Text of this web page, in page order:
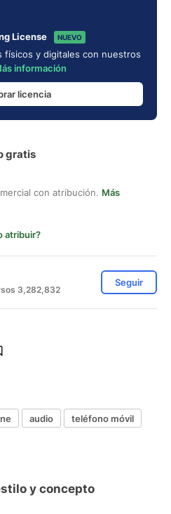
License NUEVO
físicos y digitales con nuestros
información
licencia
gratis
con atribución. Más
atribuir?
3,282,832
Seguir
audio
teléfono móvil
y concepto